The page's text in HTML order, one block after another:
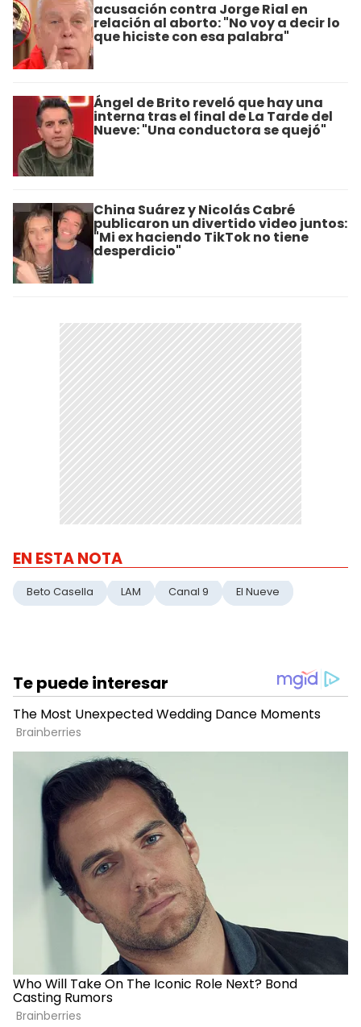
acusación contra Jorge Rial en
relación al aborto: "No voy a decir lo
que hiciste con esa palabra"
Ángel de Brito reveló que hay una
interna tras el final de La Tarde del
Nueve: "Una conductora se quejó"
China Suárez y Nicolás Cabré
publicaron un divertido video juntos:
"Mi ex haciendo TikTok no tiene
desperdicio"
EN ESTA NOTA
Beto Casella LAM Canal 9 El Nueve